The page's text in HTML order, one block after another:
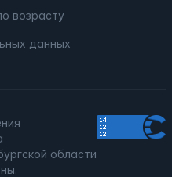
возрасту
данных
области